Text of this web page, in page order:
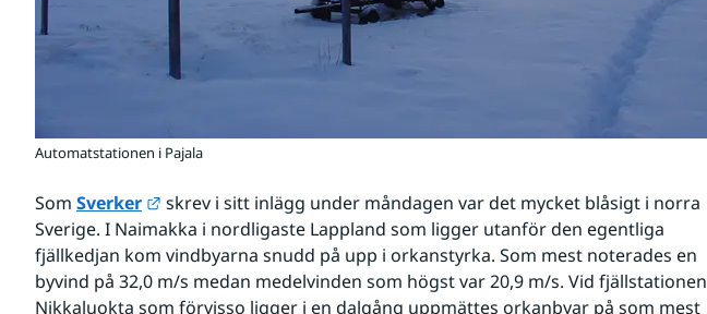
Automatstationen i Pajala
Som Sverker Länk till annan webbplats.
skrev i sitt inlägg under måndagen var det mycket blåsigt i norra
Sverige. I Naimakka i nordligaste Lappland som ligger utanför den egentliga
fjällkedjan kom vindbyarna snudd på upp i orkanstyrka. Som mest noterades en
byvind på 32,0 m/s medan medelvinden som högst var 20,9 m/s. Vid fjällstationen
Nikkaluokta som förvisso ligger i en dalgång uppmättes orkanbyar på som mest